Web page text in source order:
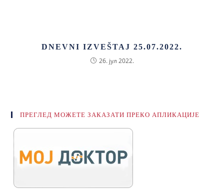
DNEVNI IZVEŠTAJ 25.07.2022.
26. јул 2022.
ПРЕГЛЕД МОЖЕТЕ ЗАКАЗАТИ ПРЕКО АПЛИКАЦИЈЕ